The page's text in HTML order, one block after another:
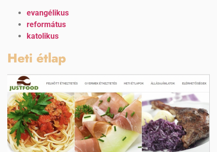
evangélikus
református
katolikus
Heti étlap